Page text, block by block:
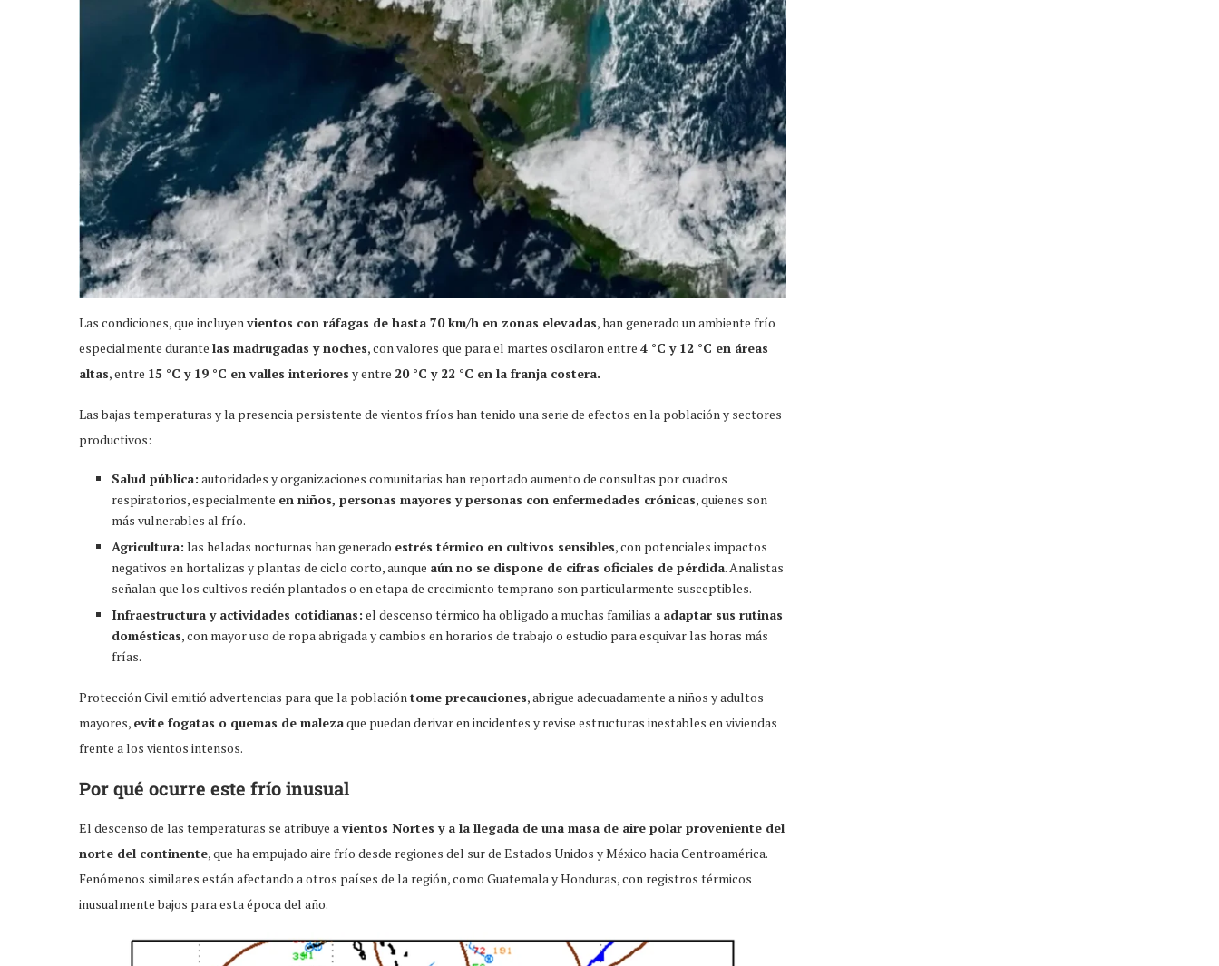
Las condiciones, que incluyenvientos con ráfagas de hasta 70 km/h en zonas elevadas, han generado un ambiente frío
especialmente durante las madrugadas y noches, con valores que para el martes oscilaron entre 4 °C y 12 °C en áreas
altas, entre 15 °C y 19 °C en valles interiores y entre 20 °C y 22 °C en la franja costera.
Las bajas temperaturas y la presencia persistente de vientos fríos han tenido una serie de efectos en la población y sectores
productivos:
Salud pública: autoridades y organizaciones comunitarias han reportado aumento de consultas por cuadros
respiratorios, especialmente en niños, personas mayores y personas con enfermedades crónicas, quienes son
más vulnerables al frío.
Agricultura: las heladas nocturnas han generado estrés térmico en cultivos sensibles, con potenciales impactos
negativos en hortalizas y plantas de ciclo corto, aunque aún no se dispone de cifras oficiales de pérdida. Analistas
señalan que los cultivos recién plantados o en etapa de crecimiento temprano son particularmente susceptibles.
Infraestructura y actividades cotidianas: el descenso térmico ha obligado a muchas familias a adaptar sus rutinas
domésticas, con mayor uso de ropa abrigada y cambios en horarios de trabajo o estudio para esquivar las horas más
frías.
Protección Civil emitió advertencias para que la poblacióntome precauciones, abrigue adecuadamente a niños y adultos
mayores, evite fogatas o quemas de malezaque puedan derivar en incidentes y revise estructuras inestables en viviendas
frente a los vientos intensos.
Por qué ocurre este frío inusual
El descenso de las temperaturas se atribuye avientos Nortes y a la llegada de una masa de aire polar proveniente del
norte del continente, que ha empujado aire frío desde regiones del sur de Estados Unidos y México hacia Centroamérica.
Fenómenos similares están afectando a otros países de la región, como Guatemala y Honduras, con registros térmicos
inusualmente bajos para esta época del año.